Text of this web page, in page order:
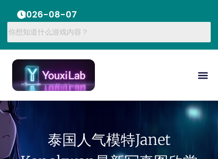
2026-08-07
泰国人气模特Janet